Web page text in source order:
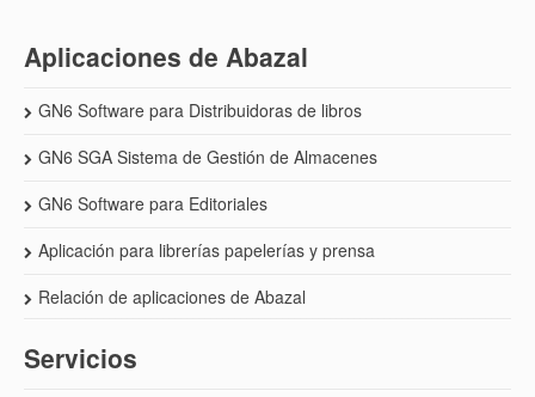
Aplicaciones de Abazal
GN6 Software para Distribuidoras de libros
GN6 SGA Sistema de Gestión de Almacenes
GN6 Software para Editoriales
Aplicación para librerías papelerías y prensa
Relación de aplicaciones de Abazal
Servicios